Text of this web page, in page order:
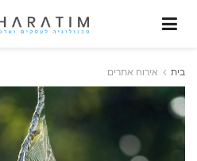
בית אירוח אתרים